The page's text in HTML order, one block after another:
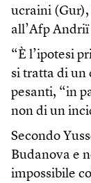
ucraini
all’Afp Andriï
“È l’ipotesi
si tratta di un
pesanti, “in
non di un
Secondo
Budanova e
impossibile